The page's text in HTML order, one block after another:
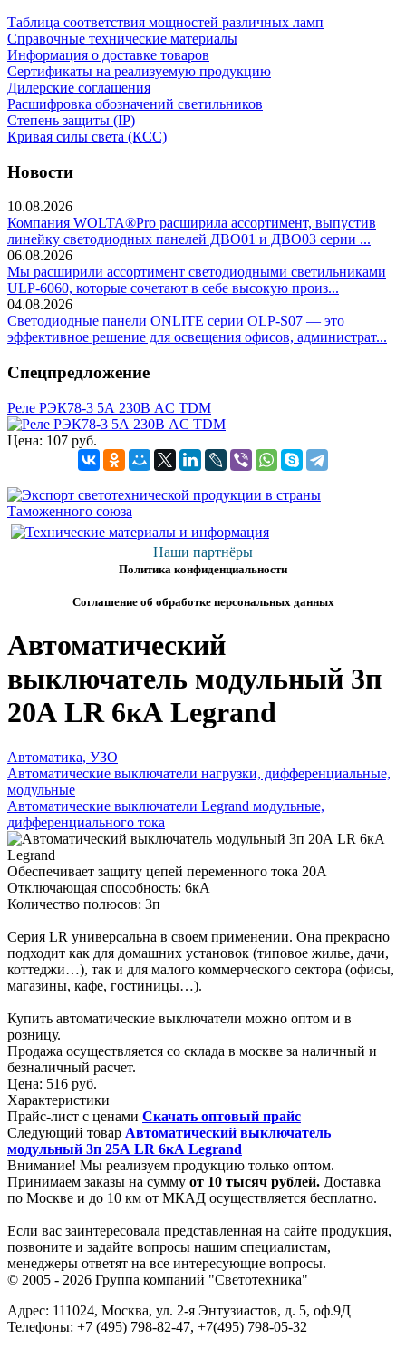
Таблица соответствия мощностей различных ламп
Справочные технические материалы
Информация о доставке товаров
Сертификаты на реализуемую продукцию
Дилерские соглашения
Расшифровка обозначений светильников
Степень защиты (IP)
Кривая силы света (КСС)
Новости
10.08.2026
Компания WOLTA®Pro расширила ассортимент, выпустив
линейку светодиодных панелей ДВО01 и ДВО03 серии ...
06.08.2026
Мы расширили ассортимент светодиодными светильниками
ULP-6060, которые сочетают в себе высокую произ...
04.08.2026
Светодиодные панели ONLITE серии OLP-S07 — это
эффективное решение для освещения офисов, администрат...
Спецпредложение
Реле РЭК78-3 5А 230В АC TDM
Цена: 107 руб.
Наши партнёры
Политика конфиденциальности
Соглашение об обработке персональных данных
Автоматический
выключатель модульный 3п
20А LR 6кА Legrand
Автоматика, УЗО
Автоматические выключатели нагрузки, дифференциальные,
модульные
Автоматические выключатели Legrand модульные,
дифференциального тока
Обеспечивает защиту цепей переменного тока 20А
Отключающая способность: 6кА
Количество полюсов: 3п
Серия LR универсальна в своем применении. Она прекрасно
подходит как для домашних установок (типовое жилье, дачи,
коттеджи…), так и для малого коммерческого сектора (офисы,
магазины, кафе, гостиницы…).
Купить автоматические выключатели можно оптом и в
розницу.
Продажа осуществляется со склада в москве за наличный и
безналичный расчет.
Цена: 516 руб.
Характеристики
Прайс-лист с ценами Скачать оптовый прайс
Следующий товар Автоматический выключатель
модульный 3п 25А LR 6кА Legrand
Внимание! Мы реализуем продукцию только оптом.
Принимаем заказы на сумму от 10 тысяч рублей. Доставка
по Москве и до 10 км от МКАД осуществляется бесплатно.
Если вас заинтересовала представленная на сайте продукция,
позвоните и задайте вопросы нашим специалистам,
менеджеры ответят на все интересующие вопросы.
© 2005 - 2026 Группа компаний "Светотехника"
Адрес: 111024, Москва, ул. 2-я Энтузиастов, д. 5, оф.9Д
Телефоны: +7 (495) 798-82-47, +7(495) 798-05-32